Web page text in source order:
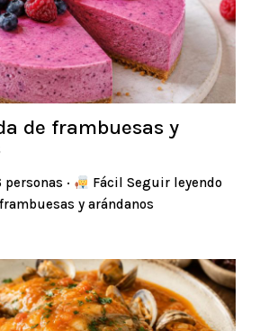
de frambuesas y
personas ·
Fácil Seguir leyendo
y arándanos